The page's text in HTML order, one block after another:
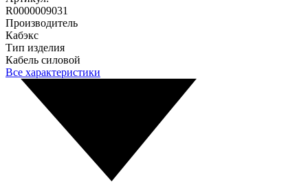
R0000009031
Производитель
Кабэкс
Тип изделия
Кабель силовой
Все характеристики